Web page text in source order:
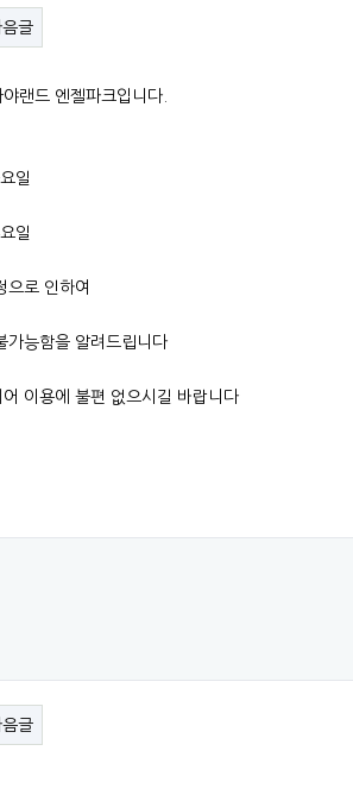
음글
랜드 엔젤파크입니다.
일
일
으로 인하여
가능함을 알려드립니다
어 이용에 불편 없으시길 바랍니다
음글